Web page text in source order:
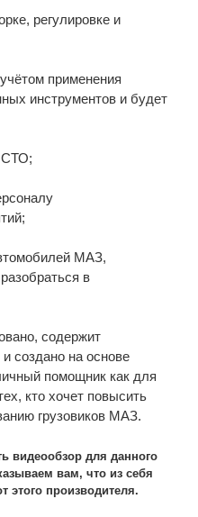
регулировке и
применения
инструментов и будет
СТО;
МАЗ,
в
содержит
создано на основе
помощник как для
кто хочет повысить
грузовиков МАЗ.
видеообзор для данного
вам, что из себя
этого производителя.